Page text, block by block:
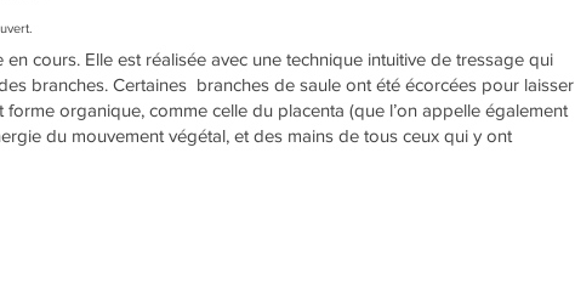
cours. Elle est réalisée avec une technique intuitive de tressage qui
branches. Certaines branches de saule ont été écorcées pour laisser
organique, comme celle du placenta (que l’on appelle également
du mouvement végétal, et des mains de tous ceux qui y ont